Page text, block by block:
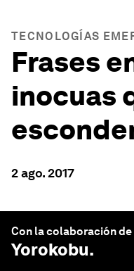
TECNOLOGÍAS
Frases
inocuas
2 ago. 2017
Con la colaboración de
Yorokobu.